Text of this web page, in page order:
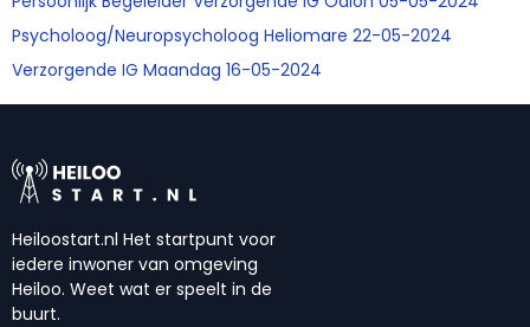
Psycholoog/Neuropsycholoog Heliomare 22-05-2024
Verzorgende IG Maandag 16-05-2024
Heiloostart.nl Het startpunt voor
iedere inwoner van omgeving
Heiloo. Weet wat er speelt in de
buurt.